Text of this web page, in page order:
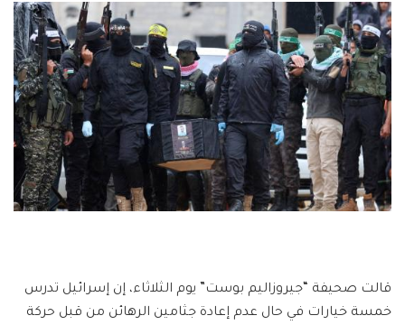
قالت صحيفة “جيروزاليم بوست” يوم الثلاثاء، إن إسرائيل تدرس
خمسة خيارات في حال عدم إعادة جثامين الرهائن من قبل حركة